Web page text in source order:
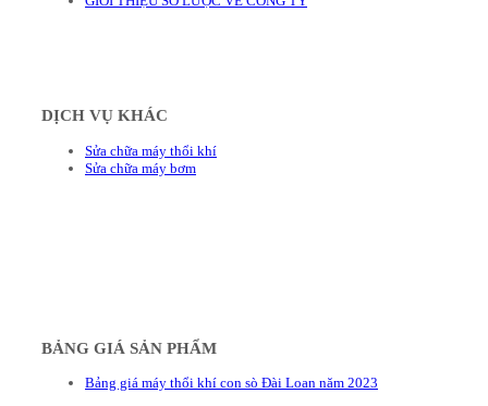
DỊCH VỤ KHÁC
Sửa chữa máy thổi khí
Sửa chữa máy bơm
BẢNG GIÁ SẢN PHẨM
Bảng giá máy thổi khí con sò Đài Loan năm 2023